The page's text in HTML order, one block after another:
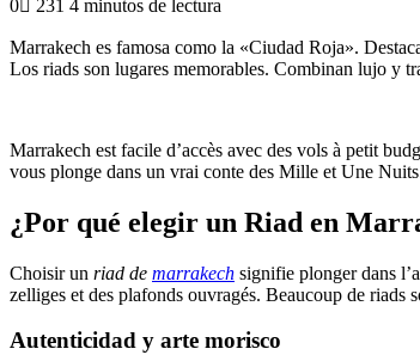
0 231 4 minutos de lectura
Marrakech es famosa como la «Ciudad Roja».
Los riads son lugares memorables. Combinan lujo y
Marrakech est facile d’accès avec des vols à petit
vous plonge dans un vrai conte des Mille et Une
¿Por qué elegir un Riad en
Choisir un riad de marrakech signifie plonger dans
zelliges et des plafonds ouvragés. Beaucoup de riads
Autenticidad y arte morisco